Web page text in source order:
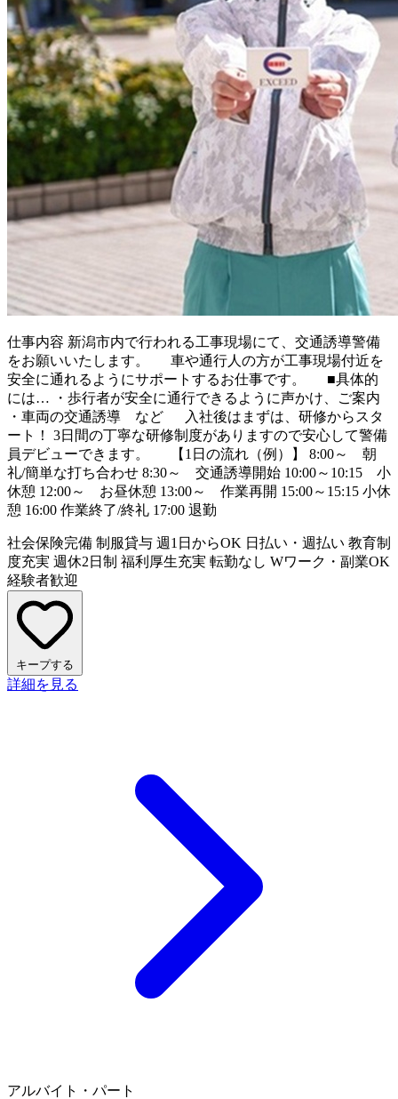
仕事内容 新潟市内で行われる工事現場にて、交通誘導警備
をお願いいたします。 車や通行人の方が工事現場付近を
安全に通れるようにサポートするお仕事です。 ■具体的
には… ・歩行者が安全に通行できるように声かけ、ご案内
・車両の交通誘導 など 入社後はまずは、研修からスタ
ート！ 3日間の丁寧な研修制度がありますので安心して警備
員デビューできます。 【1日の流れ（例）】 8:00～ 朝
礼/簡単な打ち合わせ 8:30～ 交通誘導開始 10:00～10:15 小
休憩 12:00～ お昼休憩 13:00～ 作業再開 15:00～15:15 小休
憩 16:00 作業終了/終礼 17:00 退勤
社会保険完備 制服貸与 週1日からOK 日払い・週払い 教育制
度充実 週休2日制 福利厚生充実 転勤なし Wワーク・副業OK
経験者歓迎
キープする
詳細を見る
アルバイト・パート